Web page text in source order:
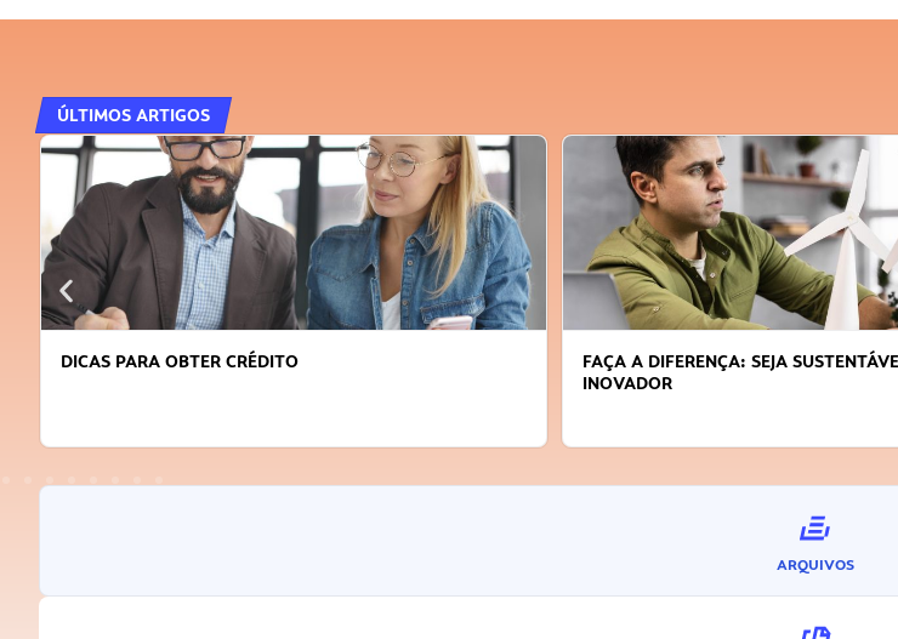
ÚLTIMOS ARTIGOS
FAÇA A DIFERENÇA: SEJA SUSTENTÁVEL, SEJA
APRENDA A GERENCIAR O SEU TEMPO
ARQUIVOS